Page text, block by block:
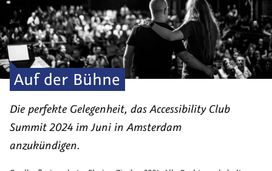
Auf der Bühne
Die perfekte Gelegenheit, das Accessibility Club
Summit 2024 im Juni in Amsterdam
anzukündigen.